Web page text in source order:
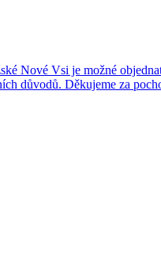
Vsi je možné objednat
důvodů. Děkujeme za